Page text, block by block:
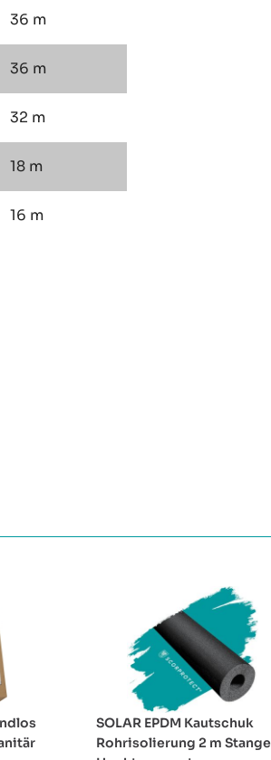
36 m
36 m
32 m
18 m
16 m
SOLAR EPDM Kautschuk
Rohrisolierung 2 m Stange